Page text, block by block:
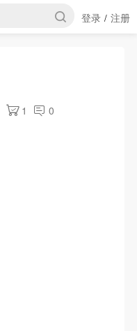
登录 / 注册
1 0